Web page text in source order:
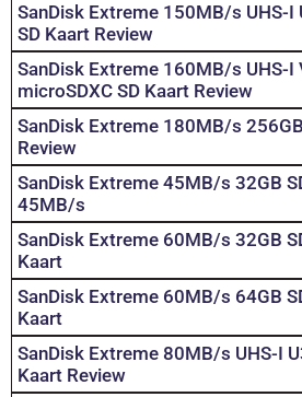
SanDisk Extreme 150MB/s UHS-I
SD Kaart Review
SanDisk Extreme 160MB/s UHS-I
microSDXC SD Kaart Review
SanDisk Extreme 180MB/s
Review
SanDisk Extreme 45MB/s 32GB
45MB/s
SanDisk Extreme 60MB/s 32GB
Kaart
SanDisk Extreme 60MB/s 64GB
Kaart
SanDisk Extreme 80MB/s UHS-I
Kaart Review